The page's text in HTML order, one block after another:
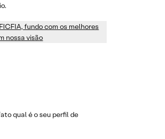
fundo com os melhores
nossa visão
qual é o seu perfil de